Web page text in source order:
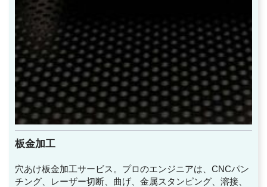
板金加工
穴あけ板金加工サービス。プロのエンジニアは、CNCパン
チング、レーザー切断、曲げ、金属スタンピング、溶接、